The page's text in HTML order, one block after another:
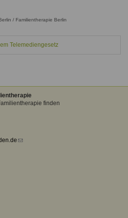
/ Familientherapie Berlin
Telemediengesetz
finden
(link